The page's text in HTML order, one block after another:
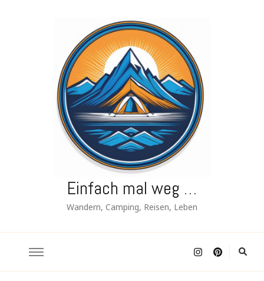
Einfach mal weg …
Wandern, Camping, Reisen, Leben